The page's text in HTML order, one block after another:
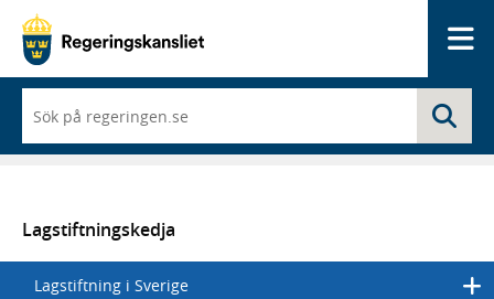
du
börjar
skriva
en
lista
med
sökförslag
Lagstiftningskedja
Lagstiftning i Sverige